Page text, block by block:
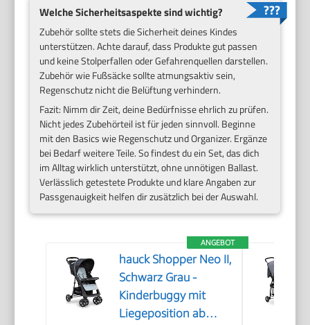
Welche Sicherheitsaspekte sind wichtig?
Zubehör sollte stets die Sicherheit deines Kindes
unterstützen. Achte darauf, dass Produkte gut passen
und keine Stolperfallen oder Gefahrenquellen darstellen.
Zubehör wie Fußsäcke sollte atmungsaktiv sein,
Regenschutz nicht die Belüftung verhindern.
Fazit: Nimm dir Zeit, deine Bedürfnisse ehrlich zu prüfen.
Nicht jedes Zubehörteil ist für jeden sinnvoll. Beginne
mit den Basics wie Regenschutz und Organizer. Ergänze
bei Bedarf weitere Teile. So findest du ein Set, das dich
im Alltag wirklich unterstützt, ohne unnötigen Ballast.
Verlässlich getestete Produkte und klare Angaben zur
Passgenauigkeit helfen dir zusätzlich bei der Auswahl.
ANGEBOT
hauck Shopper Neo II,
Schwarz Grau -
Kinderbuggy mit
Liegeposition ab